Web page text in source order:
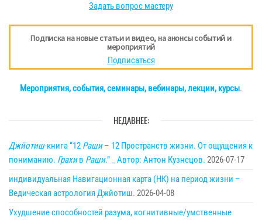
Задать вопрос мастеру
Подписка на новые статьи и видео, на анонсы событий и
мероприятий
Подписаться
Мероприятия, события, семинары, вебинары, лекции, курсы.
НЕДАВНЕЕ:
Джйотиш-книга “12 Раши– 12 Пространств жизни. От ощущения к
пониманию. Грахив Раши.” _ Автор: Антон Кузнецов. 2026-07-17
индивидуальная Навигационная карта (НК) на период жизни –
Ведическая астрология Джйотиш. 2026-04-08
Ухудшение способностей разума, когнитивные/умственные